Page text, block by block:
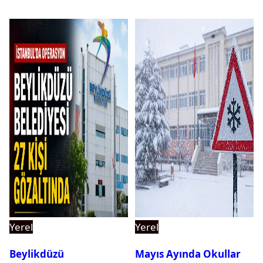
Yerel
Beylikdüzü
Yerel
Mayıs Ayında Okullar